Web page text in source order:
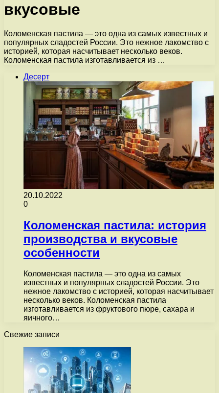
вкусовые
Коломенская пастила — это одна из самых известных и
популярных сладостей России. Это нежное лакомство с
историей, которая насчитывает несколько веков.
Коломенская пастила изготавливается из …
Десерт
20.10.2022
0
Коломенская пастила: история
производства и вкусовые
особенности
Коломенская пастила — это одна из самых
известных и популярных сладостей России. Это
нежное лакомство с историей, которая насчитывает
несколько веков. Коломенская пастила
изготавливается из фруктового пюре, сахара и
яичного…
Свежие записи